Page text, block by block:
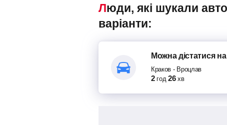
Люди, які шукали автобуси Краков – Вроцлав, також переглядали наступні
варіанти:
Можна дістатисяна
Краков - Вроцлав
2 год 26 хв